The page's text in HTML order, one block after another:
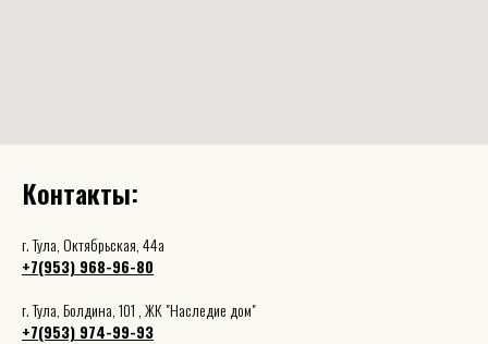
Контакты:
г. Тула, Октябрьская, 44а
+7(953) 968-96-80
г. Тула, Болдина, 101 , ЖК "Наследие дом"
+7(953) 974-99-93